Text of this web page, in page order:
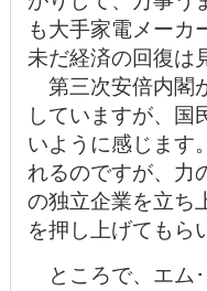
も大手家電メーカ
未だ経済の回復は
第三次安倍内閣
していますが、国
いように感じます
れるのですが、力
の独立企業を立ち
を押し上げてもら
ところで、エム